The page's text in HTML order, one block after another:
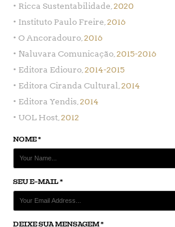
• Ricca Sustentabilidade,2020
• Instituto Paulo Freire,2016
• O Ancoradouro,2016
• Naluvara Comunicação,2015-2016
• Editora Ediouro,2014-2015
• Editora Ciranda Cultural,2014
• Editora Yendis,2014
• UOL Host,2012
NOME *
SEU E-MAIL *
DEIXE SUA MENSAGEM *